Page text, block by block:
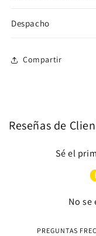
Despacho
Compartir
Reseñas de
Sé el
No
PREGUNTAS